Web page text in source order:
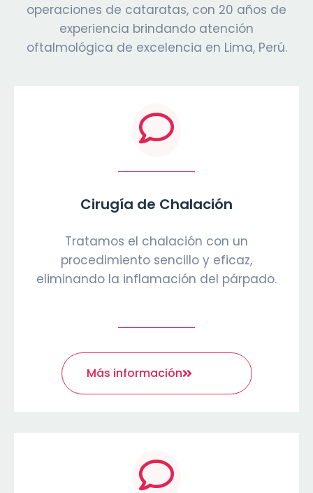
operaciones de cataratas, con 20 años de
experiencia brindando atención
oftalmológica de excelencia en Lima, Perú.
Cirugía de Chalación
Tratamos el chalación con un
procedimiento sencillo y eficaz,
eliminando la inflamación del párpado.
Más información